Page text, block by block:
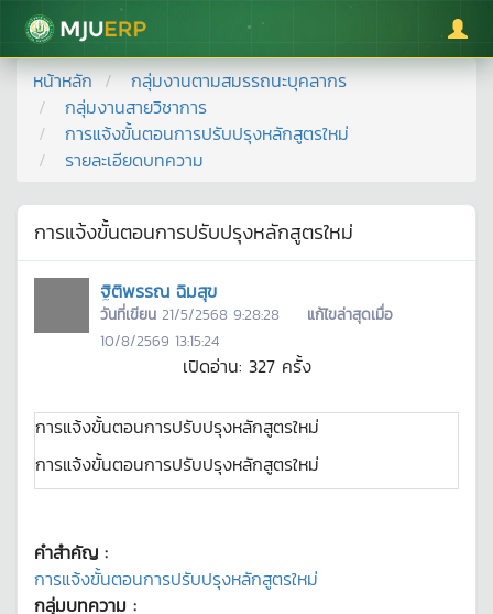
มหาวิทยาลัยแม่โจ้
หน้าหลัก
กลุ่มงานตามสมรรถนะบุคลากร
กลุ่มงานสายวิชาการ
การแจ้งขั้นตอนการปรับปรุงหลักสูตรใหม่
รายละเอียดบทความ
การแจ้งขั้นตอนการปรับปรุงหลักสูตรใหม่
ฐิติพรรณ ฉิมสุข
วันที่เขียน 21/5/2568 9:28:28
แก้ไขล่าสุดเมื่อ
10/8/2569 13:15:24
เปิดอ่าน: 327 ครั้ง
การแจ้งขั้นตอนการปรับปรุงหลักสูตรใหม่
การแจ้งขั้นตอนการปรับปรุงหลักสูตรใหม่
คำสำคัญ :
การแจ้งขั้นตอนการปรับปรุงหลักสูตรใหม่
กลุ่มบทความ :